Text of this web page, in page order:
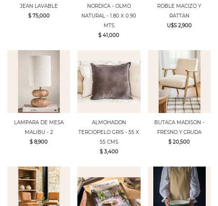
JEAN LAVABLE
$ 75,000
NORDICA - OLMO
NATURAL - 1.80 X 0.90
MTS
$ 41,000
ROBLE MACIZO Y
RATTAN
U$S 2,900
LAMPARA DE MESA
MALIBU - 2
$ 8,900
ALMOHADON
TERCIOPELO GRIS - 55 X
55 CMS
$ 3,400
BUTACA MADISON -
FRESNO Y CRUDA
$ 20,500